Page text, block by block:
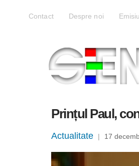
Contact Despre noi
Prințul Paul,
Actualitate | 17